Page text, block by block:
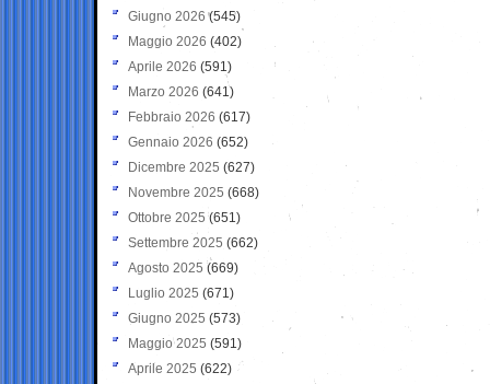
Giugno 2026 (545)
Maggio 2026 (402)
Aprile 2026 (591)
Marzo 2026 (641)
Febbraio 2026 (617)
Gennaio 2026 (652)
Dicembre 2025 (627)
Novembre 2025 (668)
Ottobre 2025 (651)
Settembre 2025 (662)
Agosto 2025 (669)
Luglio 2025 (671)
Giugno 2025 (573)
Maggio 2025 (591)
Aprile 2025 (622)